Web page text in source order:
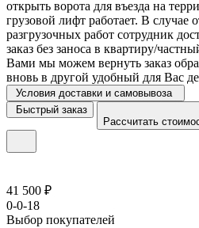
открыть ворота для въезда на
грузовой лифт работает. В случае
разгрузочных работ сотрудник
заказ без заноса в квартиру/
Вами мы можем вернуть заказ
вновь в другой удобный для Вас
Условия доставки и самовывоза
Быстрый заказ
Рассчитать
41 500 ₽
0-0-18
Выбор покупателей